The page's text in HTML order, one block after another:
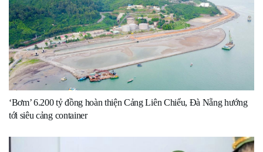
‘Bơm’ 6.200 tỷ đồng hoàn thiện Cảng Liên Chiểu, Đà Nẵng hướng
tới siêu cảng container